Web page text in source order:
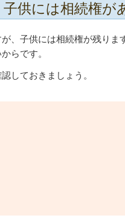
供には相続権が
、子供には相続権が残りま
らです。
しておきましょう。